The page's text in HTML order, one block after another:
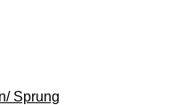
Sprung